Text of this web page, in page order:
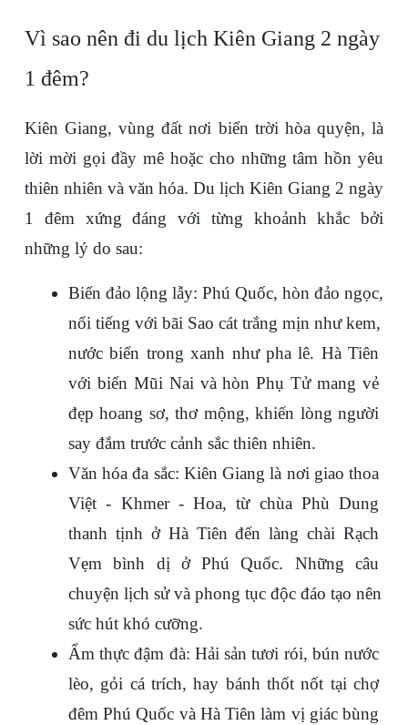
Vì sao nên đi du lịch Kiên Giang 2 ngày
1 đêm?
Kiên Giang, vùng đất nơi biển trời hòa quyện, là
lời mời gọi đầy mê hoặc cho những tâm hồn yêu
thiên nhiên và văn hóa. Du lịch Kiên Giang 2 ngày
1 đêm xứng đáng với từng khoảnh khắc bởi
những lý do sau:
Biển đảo lộng lẫy: Phú Quốc, hòn đảo ngọc,
nổi tiếng với bãi Sao cát trắng mịn như kem,
nước biển trong xanh như pha lê. Hà Tiên
với biển Mũi Nai và hòn Phụ Tử mang vẻ
đẹp hoang sơ, thơ mộng, khiến lòng người
say đắm trước cảnh sắc thiên nhiên.
Văn hóa đa sắc: Kiên Giang là nơi giao thoa
Việt - Khmer - Hoa, từ chùa Phù Dung
thanh tịnh ở Hà Tiên đến làng chài Rạch
Vẹm bình dị ở Phú Quốc. Những câu
chuyện lịch sử và phong tục độc đáo tạo nên
sức hút khó cưỡng.
Ẩm thực đậm đà: Hải sản tươi rói, bún nước
lèo, gỏi cá trích, hay bánh thốt nốt tại chợ
đêm Phú Quốc và Hà Tiên làm vị giác bùng